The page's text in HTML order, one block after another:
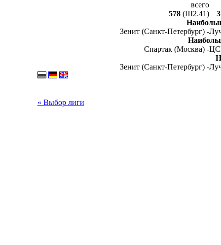
всего
578(Ш2.41)
Зенит (Санкт-Петербург) -
Спартак (Москва) -
Зенит (Санкт-Петербург) -
« Выбор лиги